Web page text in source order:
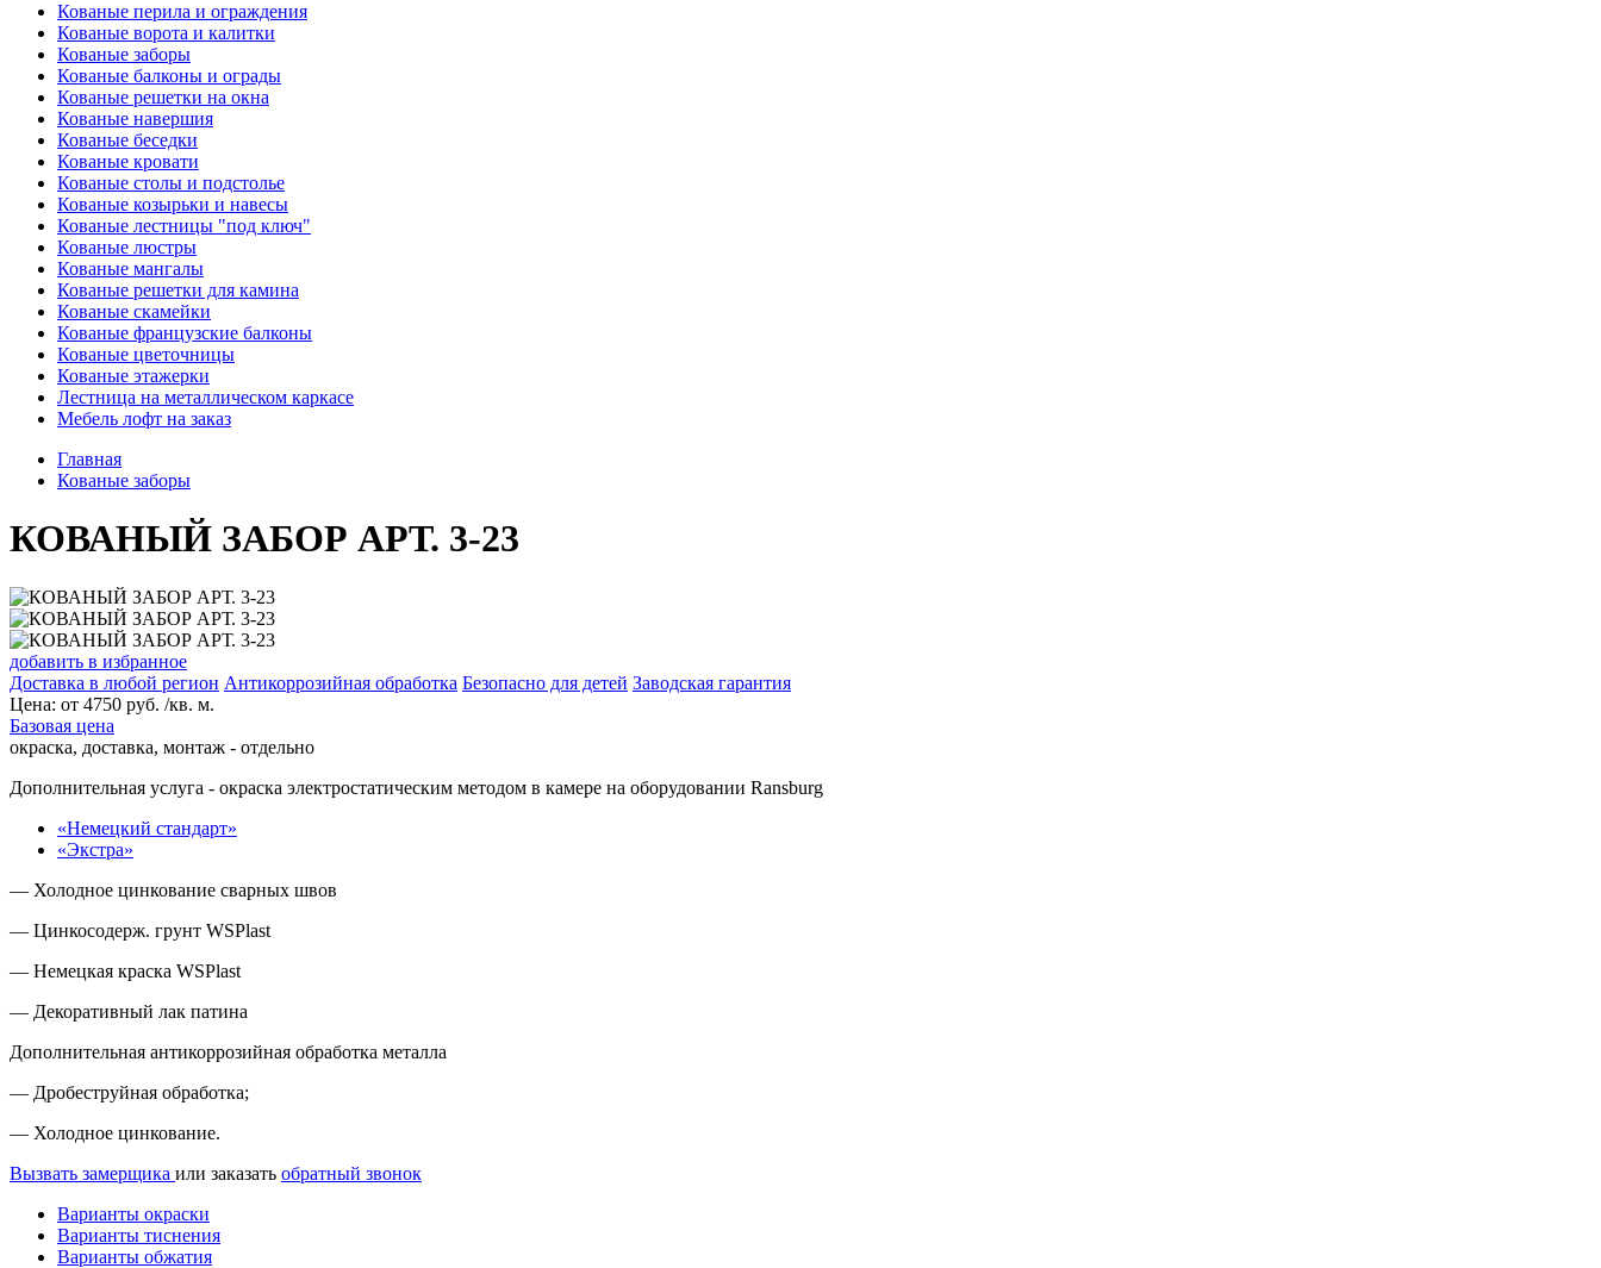
Кованые перила и ограждения
Кованые ворота и калитки
Кованые заборы
Кованые балконы и ограды
Кованые решетки на окна
Кованые навершия
Кованые беседки
Кованые кровати
Кованые столы и подстолье
Кованые козырьки и навесы
Кованые лестницы "под ключ"
Кованые люстры
Кованые мангалы
Кованые решетки для камина
Кованые скамейки
Кованые французские балконы
Кованые цветочницы
Кованые этажерки
Лестница на металлическом каркасе
Мебель лофт на заказ
Главная
Кованые заборы
КОВАНЫЙ ЗАБОР АРТ. 3-23
добавить в избранное
Доставка в любой регион Антикоррозийная обработка Безопасно для детей Заводская гарантия
Цена: от 4750 руб. /кв. м.
Базовая цена
окраска, доставка, монтаж - отдельно
Дополнительная услуга - окраска электростатическим методом в камере на оборудовании Ransburg
«Немецкий стандарт»
«Экстра»
— Холодное цинкование сварных швов
— Цинкосодерж. грунт WSPlast
— Немецкая краска WSPlast
— Декоративный лак патина
Дополнительная антикоррозийная обработка металла
— Дробеструйная обработка;
— Холодное цинкование.
Вызвать замерщика или заказать обратный звонок
Варианты окраски
Варианты тиснения
Варианты обжатия